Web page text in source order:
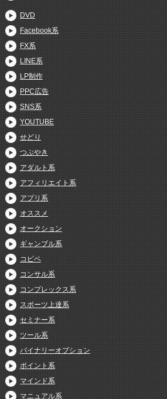
DVD
Facebook系
FX系
LINE系
LP制作
PPC広告
SNS系
YOUTUBE
せどり
つぶやき
アダルト系
アフィリエイト系
アプリ系
オススメ
オークション
ギャンブル系
コピペ
コンサル系
コンプレックス系
スポーツ上達系
セミナー系
ツール系
バイナリーオプション
ポイント系
マインド系
マニュアル系